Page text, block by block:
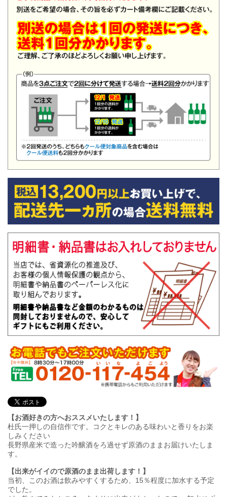
【お酒好きの方へおススメいたします！】
杜氏一押しの自信作です。コクとキレのある味わいと香りをお楽
しみください
長野県産米で造った吟醸酒をろ過せず原酒のままお届けいたしま
す。
【出来がイイので原酒のまま出荷します！】
当初、このお酒は飲みやすくするため、15％程度に加水する予定
でした。